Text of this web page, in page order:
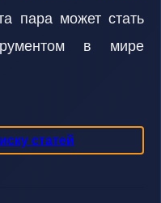
пара может стать
в мире
статей